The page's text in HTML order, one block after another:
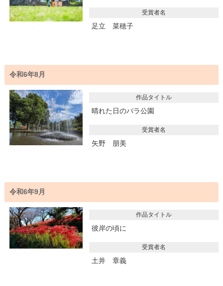
受賞者名
足立 菜穂子
令和6年8月
作品タイトル
晴れた日のバラ公園
受賞者名
矢野 朋美
令和6年9月
作品タイトル
彼岸の頃に
受賞者名
土井 章義